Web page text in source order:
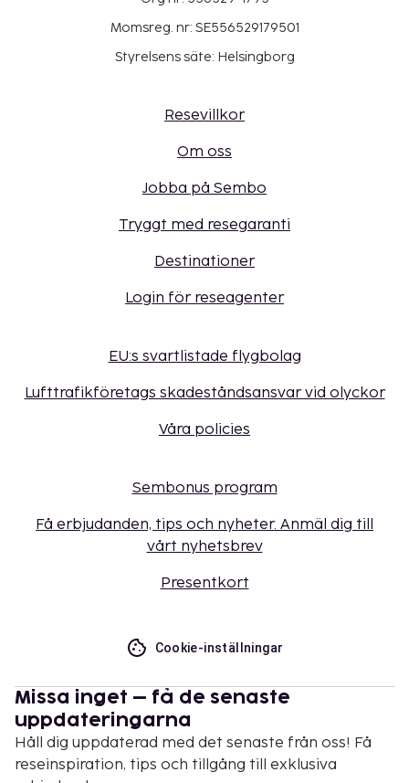
Momsreg. nr: SE556529179501
Styrelsens säte: Helsingborg
Resevillkor
Om oss
Jobba på Sembo
Tryggt med resegaranti
Destinationer
Login för reseagenter
EU:s svartlistade flygbolag
Lufttrafikföretags skadeståndsansvar vid olyckor
Våra policies
Sembonus program
Få erbjudanden, tips och nyheter. Anmäl dig till
vårt nyhetsbrev
Presentkort
Cookie-inställningar
Missa inget – få de senaste
uppdateringarna
Håll dig uppdaterad med det senaste från oss! Få
reseinspiration, tips och tillgång till exklusiva